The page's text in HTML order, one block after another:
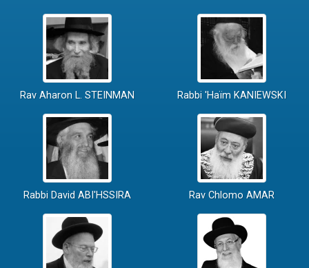
Rav Aharon L. STEINMAN Rabbi 'Haïm KANIEWSKI
Rabbi David ABI'HSSIRA Rav Chlomo AMAR